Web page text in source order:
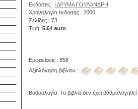
Εκδόσεις : ΙΔΡΥΜΑ ΓΟΥΛΑΝΔΡΗ
Χρονολογία έκδοσης : 2000
Σελίδες : 73
Τιμή: 5.64 euro
Εμφανίσεις : 858
Αξιολόγηση βιβλίου :
Βαθμολογία: Το βιβλίο δεν έχει